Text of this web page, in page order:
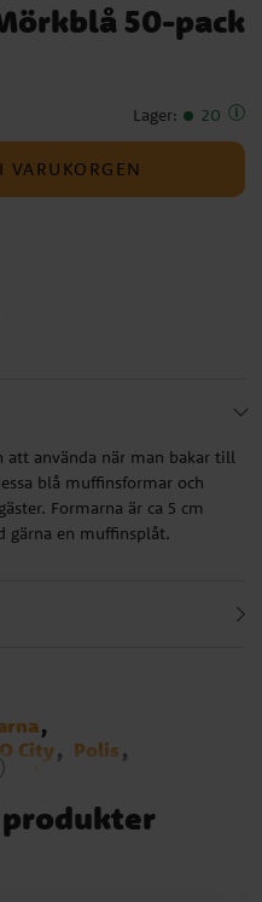
50-pack
Lager: 20
VARUKORGEN
använda när man bakar till
blå muffinsformar och
Formarna är ca 5 cm
gärna en muffinsplåt.
City
Polis
Transformers